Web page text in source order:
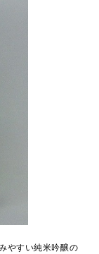
やすい純米吟醸の